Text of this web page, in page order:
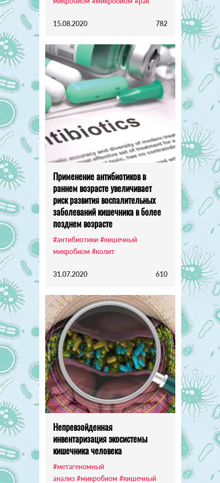
15.08.2020 782
Применение антибиотиков в
раннем возрасте увеличивает
риск развития воспалительных
заболеваний кишечника в более
позднем возрасте
#антибиотики #кишечный
микробиом #колит
31.07.2020 610
Непревзойденная
инвентаризация экосистемы
кишечника человека
#метагеномный
анализ #микробиом #кишечный